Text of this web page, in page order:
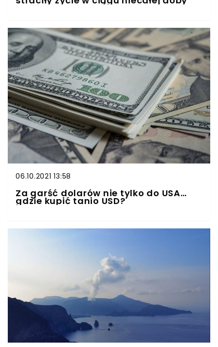
06.10.2021 13:58
Za garść dolarów nie tylko do USA…
gdzie kupić tanio USD?